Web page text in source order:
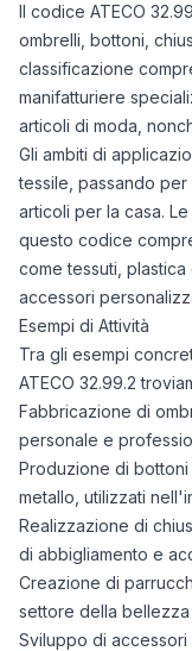
Il codice ATECO
ombrelli, bottoni,
classificazione
manifatturiere
articoli di moda,
Gli ambiti di
tessile, passando
articoli per la casa.
questo codice
come tessuti,
accessori
Esempi di Attività
Tra gli esempi
ATECO 32.99.2
Fabbricazione di
personale e
Produzione di bottoni
metallo, utilizzati
Realizzazione di
di abbigliamento e
Creazione di
settore della
Sviluppo di